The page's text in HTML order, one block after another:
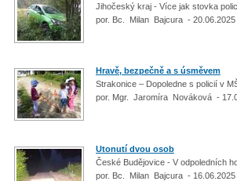
Jihočeský kraj - Více jak stovka
por. Bc. Milan Bajcura - 20.06.2025
Hravě, bezpečně a s úsměvem
Strakonice – Dopoledne s policií v
por. Mgr. Jaromíra Nováková -
Utonutí dvou osob
České Budějovice - V odpoledních
por. Bc. Milan Bajcura - 16.06.2025